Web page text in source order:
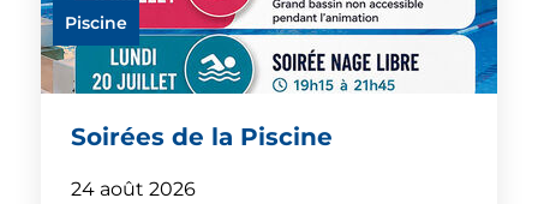
Piscine
Soirées de la Piscine
24 août 2026